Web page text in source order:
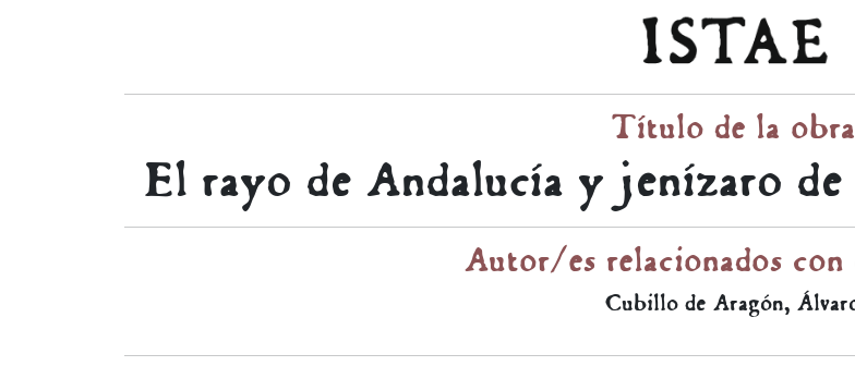
Título de la obra
El rayo de Andalucía y jenízaro
Autor/es relacionados
Cubillo de Aragón,